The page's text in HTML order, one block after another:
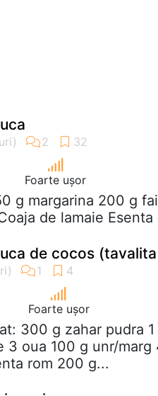
Foarte ușor
g margarina 200 g
de lamaie
de cocos
Foarte ușor
300 g zahar pudra
3 oua 100 g unr/
rom 200 g...